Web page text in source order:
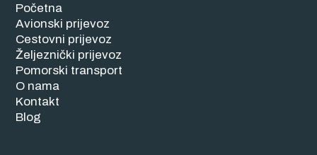
Početna
Avionski prijevoz
Cestovni prijevoz
Željeznički prijevoz
Pomorski transport
O nama
Kontakt
Blog